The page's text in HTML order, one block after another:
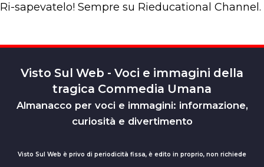
Ri-sapevatelo! Sempre su Rieducational Channel.
Visto Sul Web - Voci e immagini della
tragica Commedia Umana
Almanacco per voci e immagini: informazione,
curiosità e divertimento
Visto Sul Web è privo di periodicità fissa, è edito in proprio, non richiede